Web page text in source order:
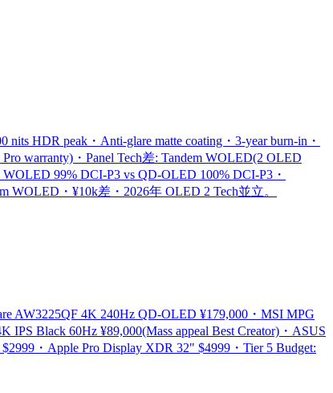
HDR peak・Anti-glare matte coating・3-year burn-in・
warranty)・Panel Tech差: Tandem WOLED(2 OLED
WOLED 99% DCI-P3 vs QD-OLED 100% DCI-P3・
WOLED・¥10k差・2026年 OLED 2 Tech並立。
AW3225QF 4K 240Hz QD-OLED ¥179,000・MSI MPG
Black 60Hz ¥89,000(Mass appeal Best Creator)・ASUS
・Apple Pro Display XDR 32" $4999・Tier 5 Budget: